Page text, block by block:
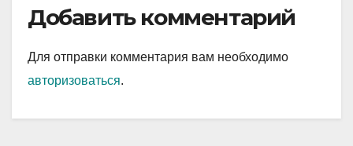
Добавить комментарий
Для отправки комментария вам необходимо
авторизоваться.